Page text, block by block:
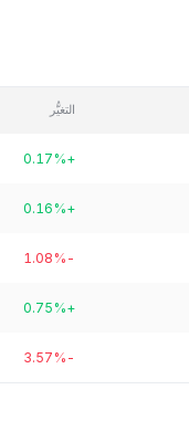
التغيُّر
+0.17%
+0.16%
-1.08%
+0.75%
-3.57%